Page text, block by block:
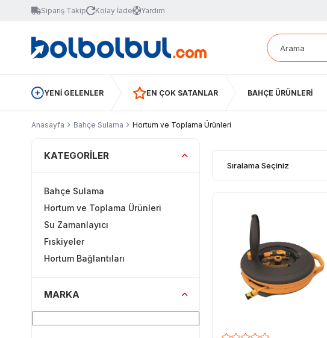
Sipariş Takip Kolay İade Yardım
YENİ GELENLER EN ÇOK SATANLAR BAHÇE ÜRÜNLERİ
Anasayfa Bahçe Sulama Hortum ve Toplama Ürünleri
KATEGORILER
Bahçe Sulama
Hortum ve Toplama Ürünleri
Su Zamanlayıcı
Fıskiyeler
Hortum Bağlantıları
MARKA